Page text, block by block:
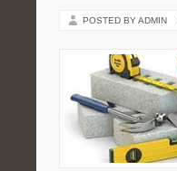
POSTED BY ADMIN